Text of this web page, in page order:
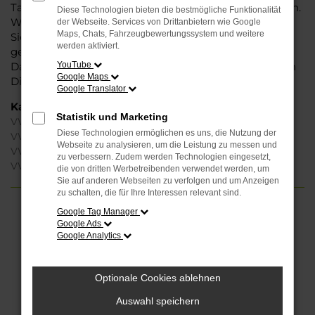
Tageszulassung als auch einen Jahreswagen erwerben.
Wenn Sie sich für Steinböhmer entscheiden, erhalten
Sie einen erheblichen Nachlass bzw. Rabatt und
genießen zudem einen außergewöhnlichen Service.
Das beginnt bei der Beratung und setzt sich mit vielen
Dienstleistungen unserer Meisterwerkstatt fort.
Kategorie
VW Tiguan Gebrauchtwagen Braunschweig
VW Tiguan Braunschweig
VW Tiguan Jahreswagen Braunschweig
VW Tiguan Neuwagen Braunschweig
FEHLER: NETWORK ERROR
Hier sind ein paar Tipps, die dir helfen können:
Internetverbindung.
Diese Technologien bieten die bestmögliche Funktionalität
der Webseite. Services von Drittanbietern wie Google
Maps, Chats, Fahrzeugbewertungssystem und weitere
werden aktiviert.
YouTube
Google Maps
Google Translator
Statistik und Marketing
Diese Technologien ermöglichen es uns, die Nutzung der
Webseite zu analysieren, um die Leistung zu messen und
zu verbessern. Zudem werden Technologien eingesetzt,
die von dritten Werbetreibenden verwendet werden, um
Sie auf anderen Webseiten zu verfolgen und um Anzeigen
zu schalten, die für Ihre Interessen relevant sind.
Google Tag Manager
Google Ads
Google Analytics
Optionale Cookies ablehnen
Auswahl speichern